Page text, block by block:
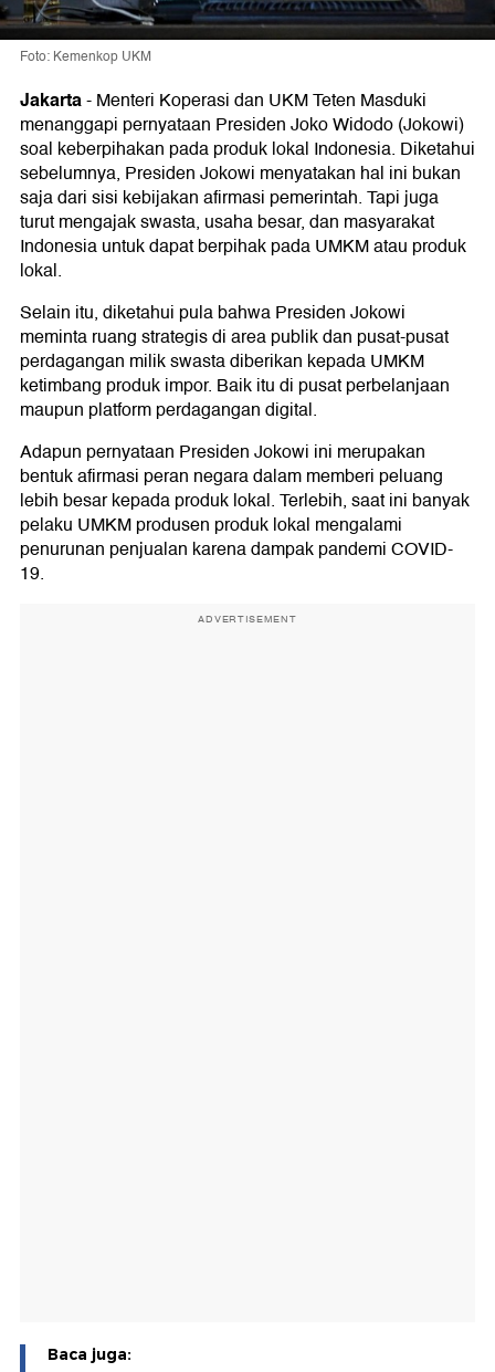
Foto: Kemenkop UKM
Jakarta-Menteri Koperasi dan UKM Teten Masduki
menanggapi pernyataan Presiden Joko Widodo (Jokowi)
soal keberpihakan pada produk lokal Indonesia. Diketahui
sebelumnya, Presiden Jokowi menyatakan hal ini bukan
saja dari sisi kebijakan afirmasi pemerintah. Tapi juga
turut mengajak swasta, usaha besar, dan masyarakat
Indonesia untuk dapat berpihak pada UMKM atau produk
lokal.
Selain itu, diketahui pula bahwa Presiden Jokowi
meminta ruang strategis di area publik dan pusat-pusat
perdagangan milik swasta diberikan kepada UMKM
ketimbang produk impor. Baik itu di pusat perbelanjaan
maupun platform perdagangan digital.
Adapun pernyataan Presiden Jokowi ini merupakan
bentuk afirmasi peran negara dalam memberi peluang
lebih besar kepada produk lokal. Terlebih, saat ini banyak
pelaku UMKM produsen produk lokal mengalami
penurunan penjualan karena dampak pandemi COVID-
19.
ADVERTISEMENT
Baca juga: